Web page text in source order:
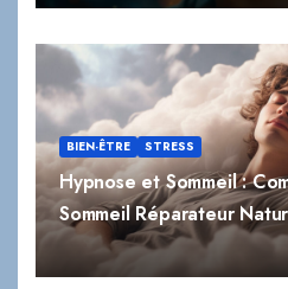
BIEN-ÊTRE STRESS
Hypnose et Sommeil :
Sommeil Réparateur